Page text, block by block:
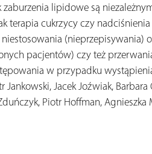
lipidowe są
terapia cukrzycy czy
pacjentów) czy też
w przypadku
Jacek Joźwiak,
Piotr Hoffman, Agnieszka